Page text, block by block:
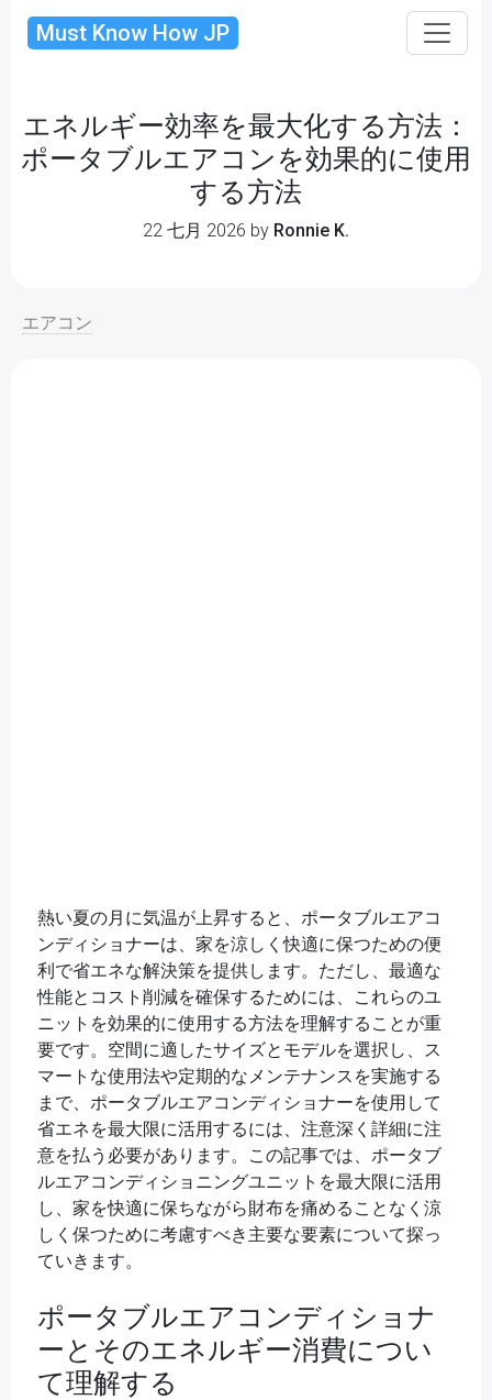
Must Know How JP
エネルギー効率を最大化する方法：
ポータブルエアコンを効果的に使用
する方法
22 七月 2026 by Ronnie K.
エアコン
熱い夏の月に気温が上昇すると、ポータブルエアコ
ンディショナーは、家を涼しく快適に保つための便
利で省エネな解決策を提供します。ただし、最適な
性能とコスト削減を確保するためには、これらのユ
ニットを効果的に使用する方法を理解することが重
要です。空間に適したサイズとモデルを選択し、ス
マートな使用法や定期的なメンテナンスを実施する
まで、ポータブルエアコンディショナーを使用して
省エネを最大限に活用するには、注意深く詳細に注
意を払う必要があります。この記事では、ポータブ
ルエアコンディショニングユニットを最大限に活用
し、家を快適に保ちながら財布を痛めることなく涼
しく保つために考慮すべき主要な要素について探っ
ていきます。
ポータブルエアコンディショナ
ーとそのエネルギー消費につい
て理解する